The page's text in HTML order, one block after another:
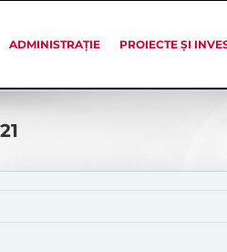
ADMINISTRAȚIE PROIECTE ȘI